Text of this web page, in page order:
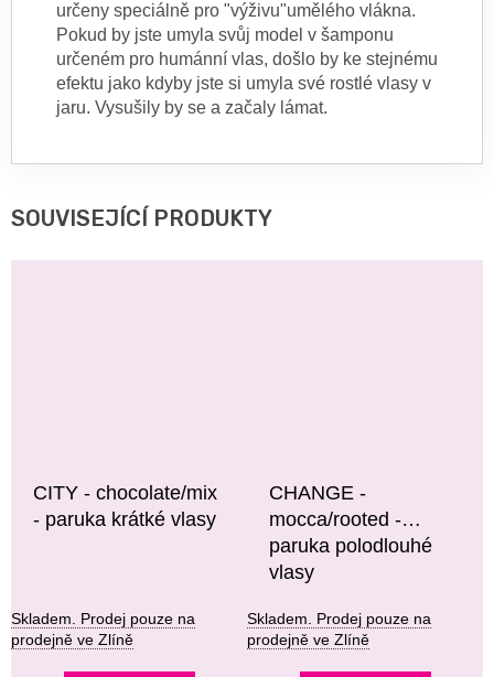
určeny speciálně pro "výživu"umělého vlákna.
Pokud by jste umyla svůj model v šamponu
určeném pro humánní vlas, došlo by ke stejnému
efektu jako kdyby jste si umyla své rostlé vlasy v
jaru. Vysušily by se a začaly lámat.
SOUVISEJÍCÍ PRODUKTY
CITY - chocolate/mix
- paruka krátké vlasy
Skladem. Prodej pouze na
prodejně ve Zlíně
CHANGE -
mocca/rooted -
paruka polodlouhé
vlasy
Skladem. Prodej pouze na
prodejně ve Zlíně